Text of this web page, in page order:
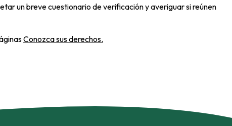
un breve cuestionario de verificación y averiguar si reúnen
Conozca sus derechos.